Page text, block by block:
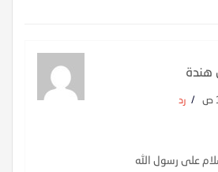
هندة
/ رد
على رسول الله